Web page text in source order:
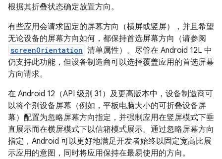
根据其折叠状态确定放置方向。
有些应用会请求固定的屏幕方向（横屏或竖屏），并且希望
无论设备的屏幕方向如何，都保持首选屏幕方向（请参阅
screenOrientation 清单属性）。尽管在 Android 12L 中
仍支持此功能，但设备制造商可以选择覆盖应用的首选屏幕
方向请求。
在 Android 12（API 级别 31）及更高版本中，设备制造商可
以将个别设备屏幕（例如，平板电脑大小的可折叠设备屏
幕）配置为忽略屏幕方向指定，并强制应用在竖屏模式下垂
直展示而在横屏模式下以信箱模式展示。通过忽略屏幕方向
指定，Android 可以更好地满足开发者始终以固定宽高比展
示应用的意图，同时将应用保持在最易使用的方向。